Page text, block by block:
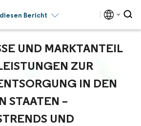
Bericht
UND MARKTANTEIL D
ZUR S
IN DEN V
– W
UND P